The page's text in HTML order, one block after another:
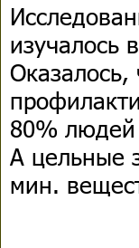
изучалось
Оказалось,
80% людей
А цельные
мин.